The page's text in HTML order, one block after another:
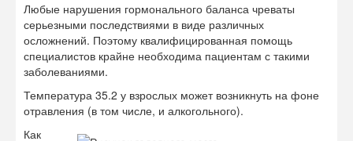
Любые нарушения гормонального баланса чреваты
серьезными последствиями в виде различных
осложнений. Поэтому квалифицированная помощь
специалистов крайне необходима пациентам с такими
заболеваниями.
Температура 35.2 у взрослых может возникнуть на фоне
отравления (в том числе, и алкогольного).
Как